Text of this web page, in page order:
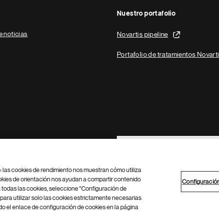
noticias
Nuestro portafolio
Novartis pipeline
Portafolio de tratamientos
Footer Site Search
Configuración de cookies Mapa del sitio
cookies de rendimiento nos muestran cómo utiliza
de orientación nos ayudan a compartir contenido
las cookies, seleccione "Configuración de
utilizar solo las cookies estrictamente necesarias.
el enlace de configuración de cookies en la página